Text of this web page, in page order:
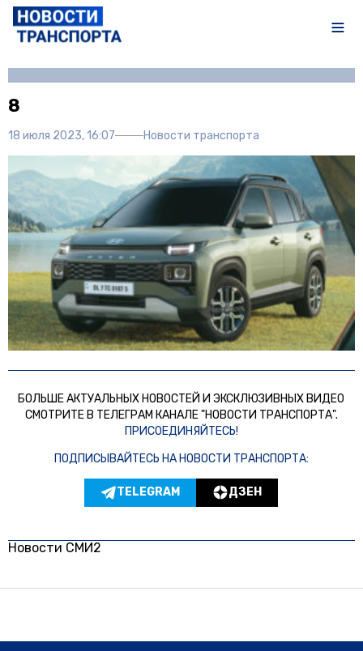
8
18 июля 2023, 16:07 Новости транспорта
БОЛЬШЕ АКТУАЛЬНЫХ НОВОСТЕЙ И ЭКСКЛЮЗИВНЫХ ВИДЕО
СМОТРИТЕ В ТЕЛЕГРАМ КАНАЛЕ "НОВОСТИ ТРАНСПОРТА".
ПРИСОЕДИНЯЙТЕСЬ!
ПОДПИСЫВАЙТЕСЬ НА НОВОСТИ ТРАНСПОРТА:
TELEGRAM ДЗЕН
Новости СМИ2